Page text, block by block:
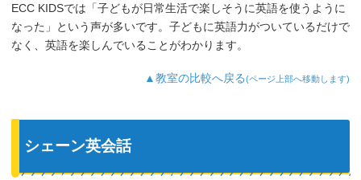
ECC KIDSでは「子どもが日常生活で楽しそうに英語を使うように
なった」という声が多いです。子どもに英語力がついているだけで
なく、英語を楽しんでいることがわかります。
▲教室の比較へ戻る(ページ上部へ移動します)
シェーン英会話